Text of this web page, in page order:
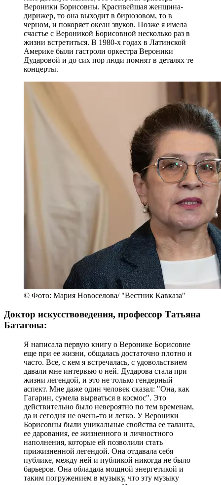
Вероники Борисовны. Красивейшая женщина-
дирижер, то она выходит в бирюзовом, то в
черном, и покоряет океан звуков. Позже я имела
счастье с Вероникой Борисовной несколько раз в
жизни встретиться. В 1980-х годах в Латинской
Америке были гастроли оркестра Вероники
Дударовой и до сих пор люди помнят в деталях те
концерты.
© Фото: Мария Новоселова/ "Вестник Кавказа"
Доктор искусствоведения, профессор Татьяна
Батагова:
Я написала первую книгу о Веронике Борисовне
еще при ее жизни, общалась достаточно плотно и
часто. Все, с кем я встречалась, с удовольствием
давали мне интервью о ней. Дударова стала при
жизни легендой, и это не только гендерный
аспект. Мне даже один человек сказал: "Она, как
Гагарин, сумела вырваться в космос". Это
действительно было невероятно по тем временам,
да и сегодня не очень-то и легко. У Вероники
Борисовны были уникальные свойства ее таланта,
ее дарования, ее жизненного и личностного
наполнения, которые ей позволили стать
прижизненной легендой. Она отдавала себя
публике, между ней и публикой никогда не было
барьеров. Она обладала мощной энергетикой и
таким погружением в музыку, что эту музыку